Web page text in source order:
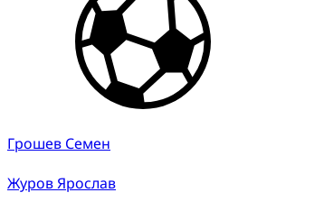
Грошев Семен
Журов Ярослав